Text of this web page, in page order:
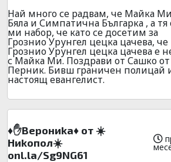
Най много се радвам, че Майка
Бяла и Симпатична Българка , а тя
ми набор, че като се досетим за
Грознио Урунгел цецка цачева, че
Грознио Урунгел цецка цачева е
с Майка Ми. Поздрави от Сашко от
Перник. Бивш граничен полицай
настоящ евангелист.
♦️✋Bepoниka♦️ oт ☀️
Hиkoпoл☀️
onl.la/Sg9NG61